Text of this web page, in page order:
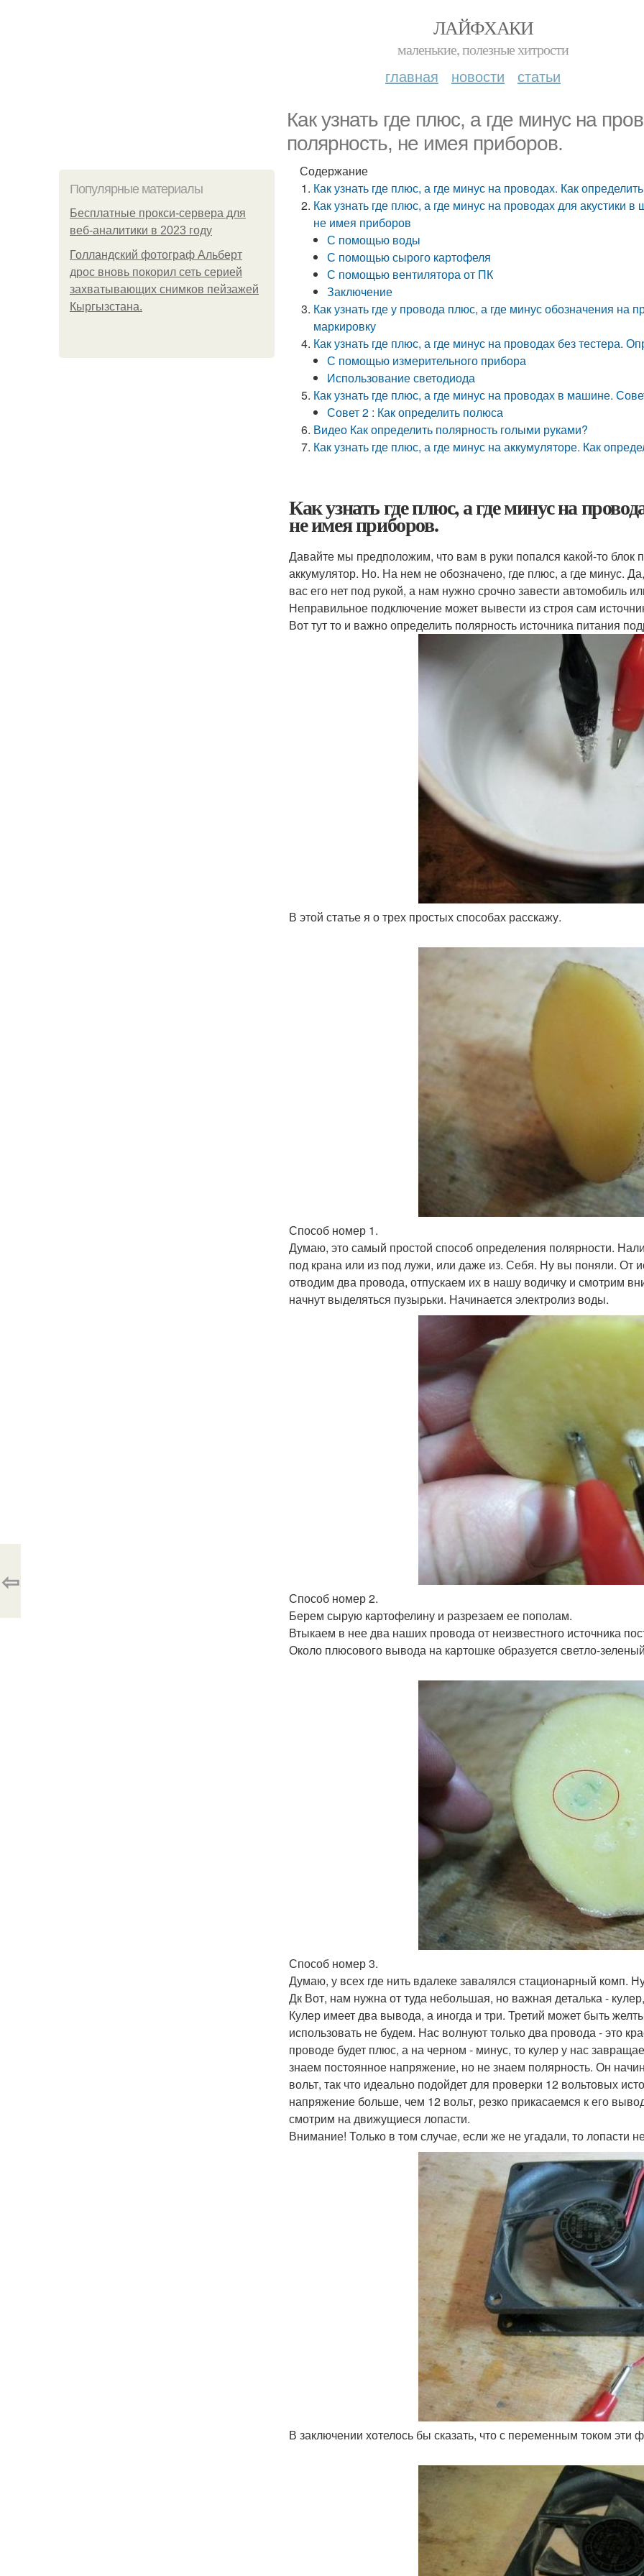
ЛАЙФХАКИ
маленькие, полезные хитрости
главная новости статьи
Как узнать где плюс, а где минус на
полярность, не имея приборов.
Популярные материалы
Бесплатные прокси-сервера для
веб-аналитики в 2023 году
Голландский фотограф Альберт
дрос вновь покорил сеть серией
захватывающих снимков пейзажей
Кыргызстана.
Содержание
Как узнать где плюс, а где минус на проводах. Как
Как узнать где плюс, а где минус на проводах для акустики
не имея приборов
С помощью воды
С помощью сырого картофеля
С помощью вентилятора от ПК
Заключение
Как узнать где у провода плюс, а где минус обозначения на
маркировку
Как узнать где плюс, а где минус на проводах без тестера.
С помощью измерительного прибора
Использование светодиода
Как узнать где плюс, а где минус на проводах в машине.
Совет 2 : Как определить полюса
Видео Как определить полярность голыми руками?
Как узнать где плюс, а где минус на аккумуляторе. Как
Как узнать где плюс, а где минус на
не имея приборов.
Давайте мы предположим, что вам в руки попался какой-то блок
аккумулятор. Но. На нем не обозначено, где плюс, а где минус.
вас его нет под рукой, а нам нужно срочно завести автомобиль
Неправильное подключение может вывести из строя сам
Вот тут то и важно определить полярность источника питания
В этой статье я о трех простых способах расскажу.
Способ номер 1.
Думаю, это самый простой способ определения полярности.
под крана или из под лужи, или даже из. Себя. Ну вы поняли. От
отводим два провода, отпускаем их в нашу водичку и смотрим
начнут выделяться пузырьки. Начинается электролиз воды.
Способ номер 2.
Берем сырую картофелину и разрезаем ее пополам.
Втыкаем в нее два наших провода от неизвестного источника
Около плюсового вывода на картошке образуется светло-
Способ номер 3.
Думаю, у всех где нить вдалеке завалялся стационарный комп. Ну
Дк Вот, нам нужна от туда небольшая, но важная деталька -
Кулер имеет два вывода, а иногда и три. Третий может быть
использовать не будем. Нас волнуют только два провода - это
проводе будет плюс, а на черном - минус, то кулер у нас
знаем постоянное напряжение, но не знаем полярность. Он
вольт, так что идеально подойдет для проверки 12 вольтовых
напряжение больше, чем 12 вольт, резко прикасаемся к его
смотрим на движущиеся лопасти.
Внимание! Только в том случае, если же не угадали, то лопасти
В заключении хотелось бы сказать, что с переменным током эти
⇦